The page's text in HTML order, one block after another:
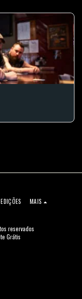
reservados
Grátis
EDIÇÕES MAIS